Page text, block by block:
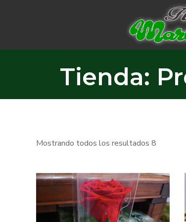
Tienda:
Mostrando todos los resultados 8